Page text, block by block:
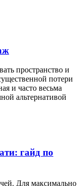
пространство и
потери
и часто весьма
альтернативой
гайд по
Для максимально